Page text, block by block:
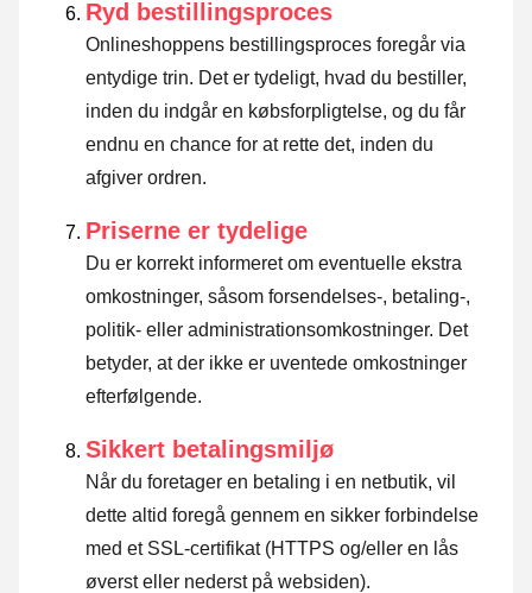
Ryd bestillingsproces
Onlineshoppens bestillingsproces foregår via
entydige trin. Det er tydeligt, hvad du bestiller,
inden du indgår en købsforpligtelse, og du får
endnu en chance for at rette det, inden du
afgiver ordren.
Priserne er tydelige
Du er korrekt informeret om eventuelle ekstra
omkostninger, såsom forsendelses-, betaling-,
politik- eller administrationsomkostninger. Det
betyder, at der ikke er uventede omkostninger
efterfølgende.
Sikkert betalingsmiljø
Når du foretager en betaling i en netbutik, vil
dette altid foregå gennem en sikker forbindelse
med et SSL-certifikat (HTTPS og/eller en lås
øverst eller nederst på websiden).